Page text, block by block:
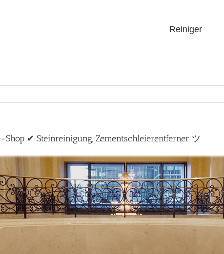
Reiniger
✔ Steinreinigung, Zementschleierentferner ツ